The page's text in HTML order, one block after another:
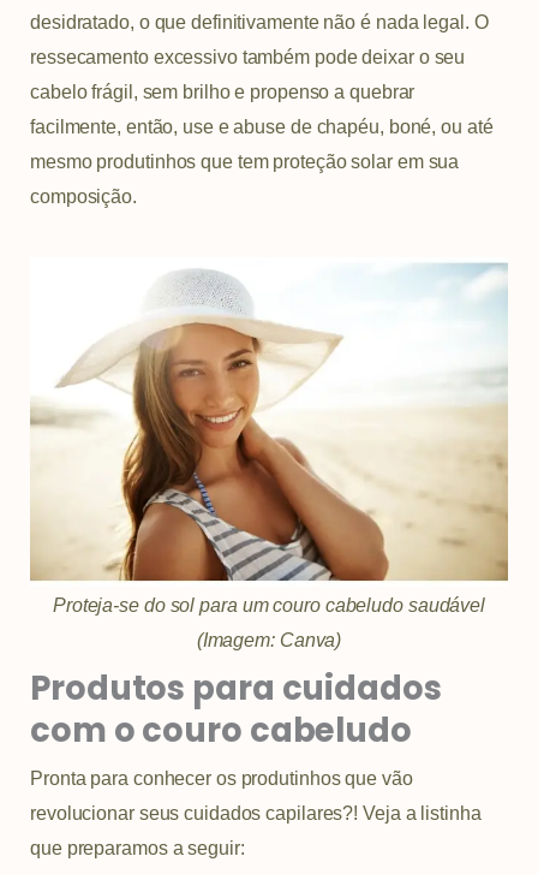
desidratado, o que definitivamente não é nada legal. O
ressecamento excessivo também pode deixar o seu
cabelo frágil, sem brilho e propenso a quebrar
facilmente, então, use e abuse de chapéu, boné, ou até
mesmo produtinhos que tem proteção solar em sua
composição.
Proteja-se do sol para um couro cabeludo saudável
(Imagem: Canva)
Produtos para cuidados
com o couro cabeludo
Pronta para conhecer os produtinhos que vão
revolucionar seus cuidados capilares?! Veja a listinha
que preparamos a seguir: